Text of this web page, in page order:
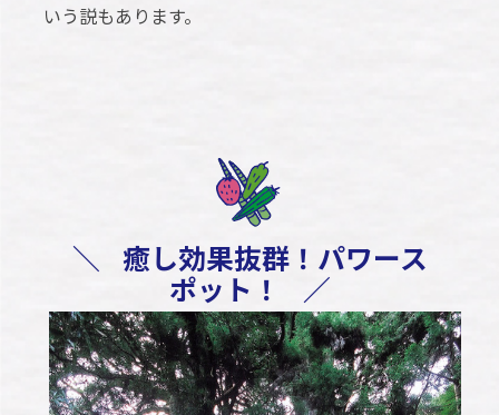
いう説もあります。
＼ 癒し効果抜群！パワース
ポット！ ／